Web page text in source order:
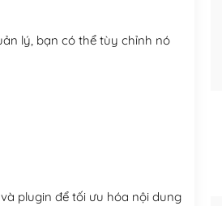
lý, bạn có thể tùy chỉnh nó
plugin để tối ưu hóa nội dung